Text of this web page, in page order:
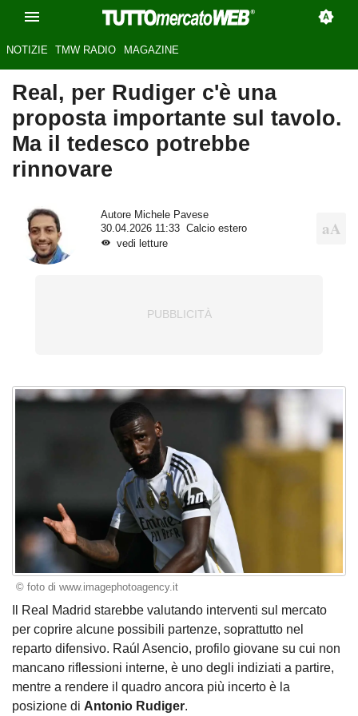
NOTIZIE TMW RADIO MAGAZINE
Real, per Rudiger c'è una
proposta importante sul tavolo.
Ma il tedesco potrebbe
rinnovare
Autore Michele Pavese
30.04.2026 11:33
Calcio estero
vedi letture
© foto di www.imagephotoagency.it
Il Real Madrid starebbe valutando interventi sul mercato
per coprire alcune possibili partenze, soprattutto nel
reparto difensivo. Raúl Asencio, profilo giovane su cui non
mancano riflessioni interne, è uno degli indiziati a partire,
mentre a rendere il quadro ancora più incerto è la
posizione di Antonio Rudiger.